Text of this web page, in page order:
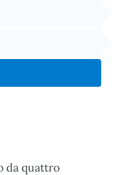
da quattro